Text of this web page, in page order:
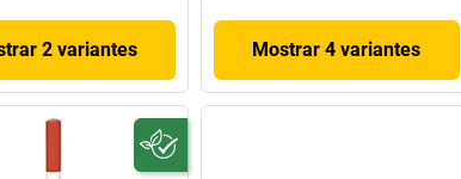
2 variantes Mostrar 4 variantes